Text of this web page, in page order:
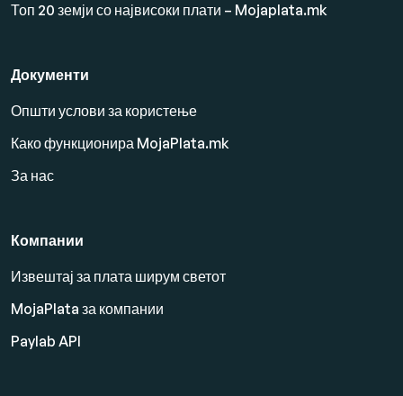
Топ 20 земји со највисоки плати – Mojaplata.mk
Документи
Општи услови за користење
Како функционира MojaPlata.mk
За нас
Компании
Извештај за плата ширум светот
MojaPlata за компании
Paylab API